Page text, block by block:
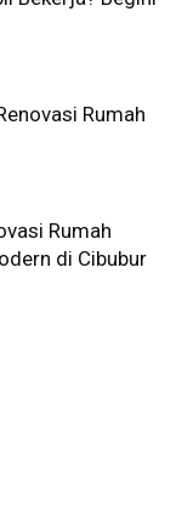
Rumah
Rumah
di Cibubur